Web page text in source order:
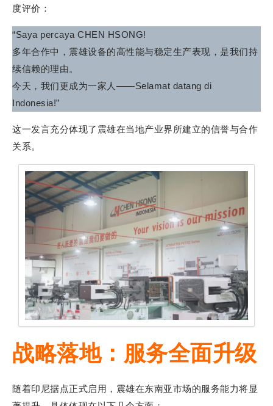
度评价：
“Saya percaya CHEN HSONG!
多年合作中，震雄设备的高性能与稳定生产表现，是我们持
续信赖的理由。
今天，我们更成为一家人——Selamat datang di
Indonesia!”
这一发言充分体现了震雄在当地产业界所建立的信誉与合作
关系。
战略落地：服务全面升级
随着印尼据点正式启用，震雄在东南亚市场的服务能力将显